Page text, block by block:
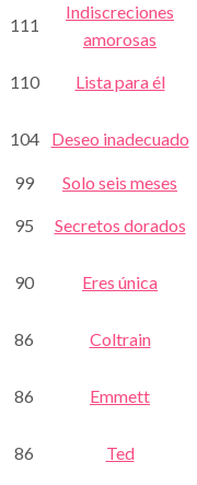
111
Indiscreciones
amorosas
110 Lista para él
104 Deseo inadecuado
99
Solo seis meses
95 Secretos dorados
90 Eres única
86 Coltrain
86 Emmett
86 Ted